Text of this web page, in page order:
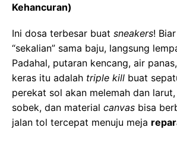
Kehancuran)
Ini dosa terbesar buat sneakers!
“sekalian” sama baju, langsung
Padahal, putaran kencang, air
keras itu adalah triple kill buat
perekat sol akan melemah dan
sobek, dan material canvas bisa
jalan tol tercepat menuju meja